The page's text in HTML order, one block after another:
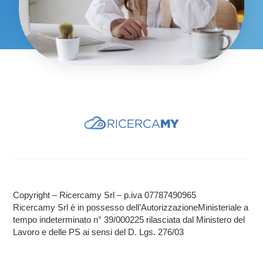
Copyright – Ricercamy Srl – p.iva 07787490965
Ricercamy Srl è in possesso dell’AutorizzazioneMinisteriale a
tempo indeterminato n° 39/000225 rilasciata dal Ministero del
Lavoro e delle PS ai sensi del D. Lgs. 276/03